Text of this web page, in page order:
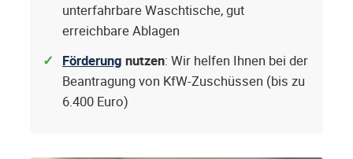
unterfahrbare Waschtische, gut
erreichbare Ablagen
Förderung nutzen: Wir helfen Ihnen bei der
Beantragung von KfW-Zuschüssen (bis zu
6.400 Euro)